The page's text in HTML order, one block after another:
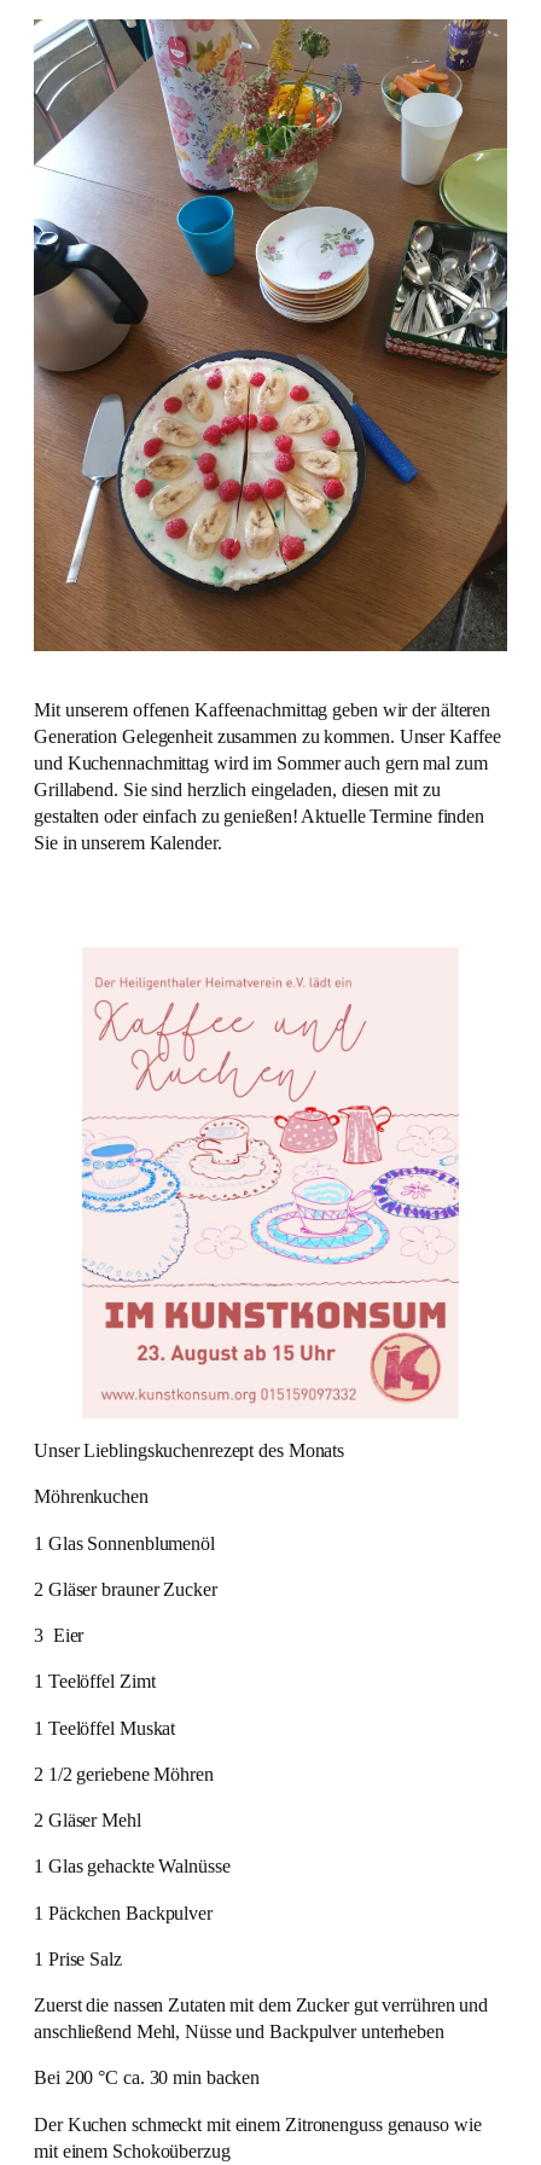
Mit unserem offenen Kaffeenachmittag geben wir der älteren
Generation Gelegenheit zusammen zu kommen. Unser Kaffee
und Kuchennachmittag wird im Sommer auch gern mal zum
Grillabend. Sie sind herzlich eingeladen, diesen mit zu
gestalten oder einfach zu genießen! Aktuelle Termine finden
Sie in unserem Kalender.
Unser Lieblingskuchenrezept des Monats
Möhrenkuchen
1 Glas Sonnenblumenöl
2 Gläser brauner Zucker
3 Eier
1 Teelöffel Zimt
1 Teelöffel Muskat
2 1/2 geriebene Möhren
2 Gläser Mehl
1 Glas gehackte Walnüsse
1 Päckchen Backpulver
1 Prise Salz
Zuerst die nassen Zutaten mit dem Zucker gut verrühren und
anschließend Mehl, Nüsse und Backpulver unterheben
Bei 200 °C ca. 30 min backen
Der Kuchen schmeckt mit einem Zitronenguss genauso wie
mit einem Schokoüberzug